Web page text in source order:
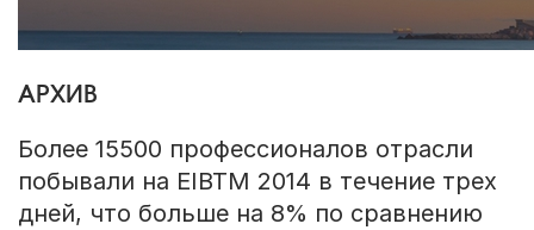
АРХИВ
Более 15500 профессионалов отрасли
побывали на EIBTM 2014 в течение трех
дней, что больше на 8% по сравнению